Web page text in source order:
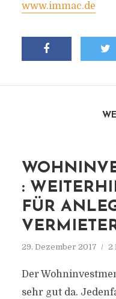
www.immac.de
:
FÜR
29. Dezember 2017 2
Der
sehr gut da.